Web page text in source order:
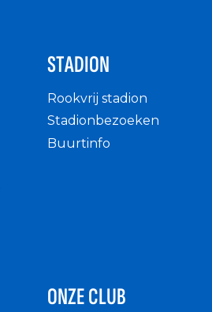
STADION
Rookvrij stadion
Stadionbezoeken
Buurtinfo
ONZE CLUB